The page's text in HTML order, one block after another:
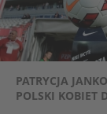
PATRYCJA
POLSKI KOBIET